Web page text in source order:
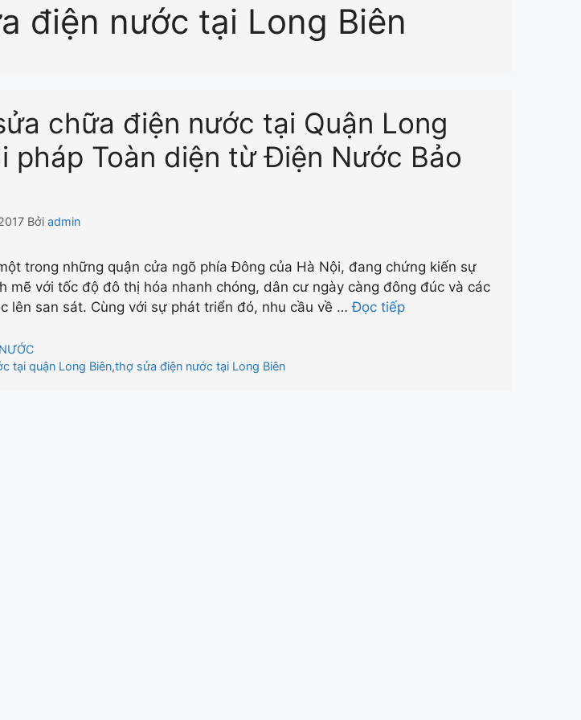
điện nước tại Long Biên
chữa điện nước tại Quận Long
pháp Toàn diện từ Điện Nước Bảo
Bởi admin
trong những quận cửa ngõ phía Đông của Hà Nội, đang chứng kiến sự
mẽ với tốc độ đô thị hóa nhanh chóng, dân cư ngày càng đông đúc và các
lên san sát. Cùng với sự phát triển đó, nhu cầu về …Đọc tiếp
tại quận Long Biên,thợ sửa điện nước tại Long Biên